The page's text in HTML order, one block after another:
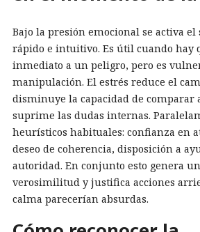
Bajo la presión emocional se activa
rápido e intuitivo. Es útil cuando hay
inmediato a un peligro, pero es
manipulación. El estrés reduce el
disminuye la capacidad de comparar
suprime las dudas internas.
heurísticos habituales: confianza en
deseo de coherencia, disposición a
autoridad. En conjunto esto genera
verosimilitud y justifica acciones
calma parecerían absurdas.